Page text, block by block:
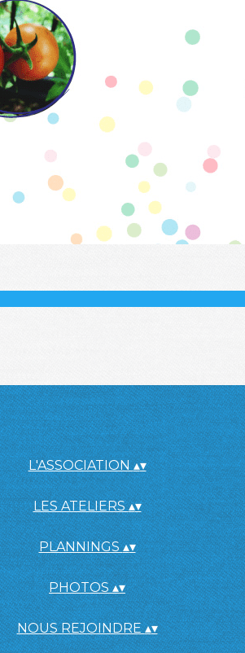
L'ASSOCIATION▴▾
LES ATELIERS▴▾
PLANNINGS▴▾
PHOTOS▴▾
NOUS REJOINDRE▴▾